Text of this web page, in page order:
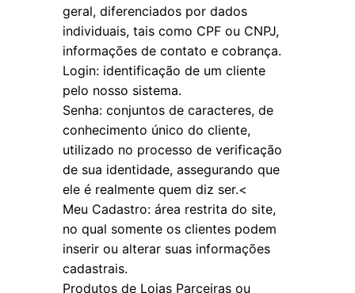
geral, diferenciados por dados
individuais, tais como CPF ou CNPJ,
informações de contato e cobrança.
Login: identificação de um cliente
pelo nosso sistema.
Senha: conjuntos de caracteres, de
conhecimento único do cliente,
utilizado no processo de verificação
de sua identidade, assegurando que
ele é realmente quem diz ser.<
Meu Cadastro: área restrita do site,
no qual somente os clientes podem
inserir ou alterar suas informações
cadastrais.
Produtos de Lojas Parceiras ou